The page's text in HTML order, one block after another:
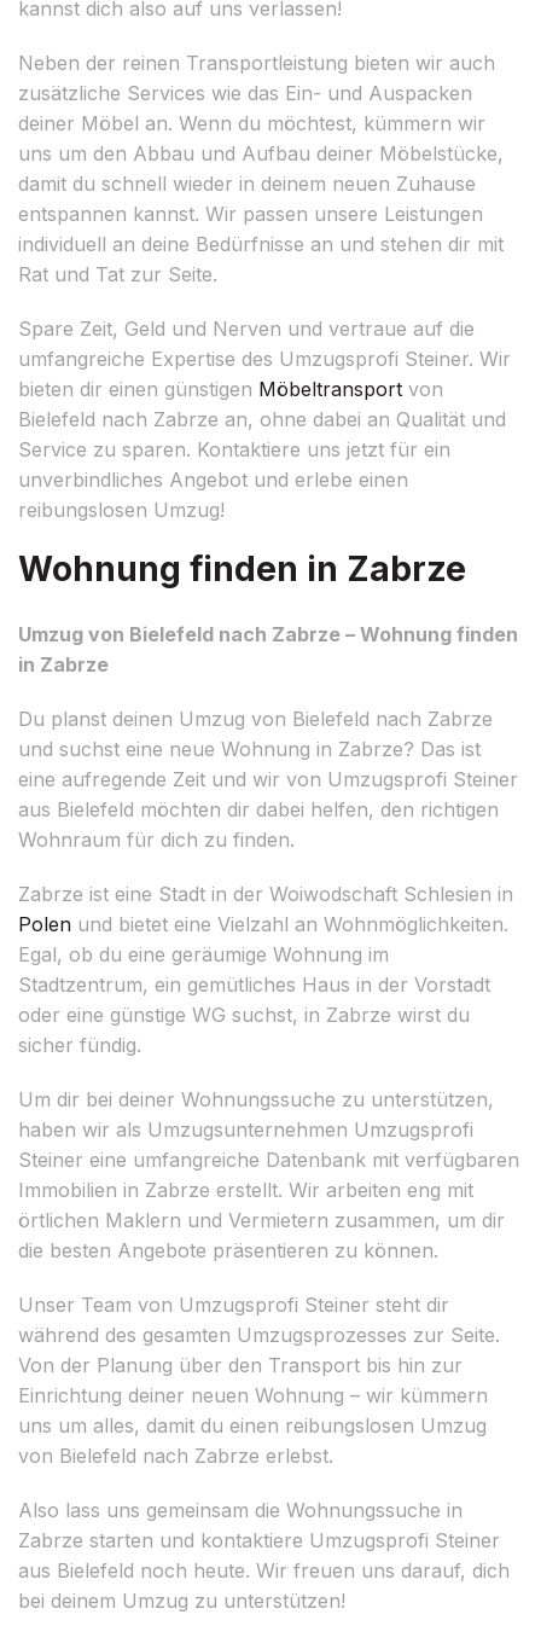
kannst dich also auf uns verlassen!
Neben der reinen Transportleistung bieten wir auch
zusätzliche Services wie das Ein- und Auspacken
deiner Möbel an. Wenn du möchtest, kümmern wir
uns um den Abbau und Aufbau deiner Möbelstücke,
damit du schnell wieder in deinem neuen Zuhause
entspannen kannst. Wir passen unsere Leistungen
individuell an deine Bedürfnisse an und stehen dir mit
Rat und Tat zur Seite.
Spare Zeit, Geld und Nerven und vertraue auf die
umfangreiche Expertise des Umzugsprofi Steiner. Wir
bieten dir einen günstigen Möbeltransport von
Bielefeld nach Zabrze an, ohne dabei an Qualität und
Service zu sparen. Kontaktiere uns jetzt für ein
unverbindliches Angebot und erlebe einen
reibungslosen Umzug!
Wohnung finden in Zabrze
Umzug von Bielefeld nach Zabrze – Wohnung finden
in Zabrze
Du planst deinen Umzug von Bielefeld nach Zabrze
und suchst eine neue Wohnung in Zabrze? Das ist
eine aufregende Zeit und wir von Umzugsprofi Steiner
aus Bielefeld möchten dir dabei helfen, den richtigen
Wohnraum für dich zu finden.
Zabrze ist eine Stadt in der Woiwodschaft Schlesien in
Polen und bietet eine Vielzahl an Wohnmöglichkeiten.
Egal, ob du eine geräumige Wohnung im
Stadtzentrum, ein gemütliches Haus in der Vorstadt
oder eine günstige WG suchst, in Zabrze wirst du
sicher fündig.
Um dir bei deiner Wohnungssuche zu unterstützen,
haben wir als Umzugsunternehmen Umzugsprofi
Steiner eine umfangreiche Datenbank mit verfügbaren
Immobilien in Zabrze erstellt. Wir arbeiten eng mit
örtlichen Maklern und Vermietern zusammen, um dir
die besten Angebote präsentieren zu können.
Unser Team von Umzugsprofi Steiner steht dir
während des gesamten Umzugsprozesses zur Seite.
Von der Planung über den Transport bis hin zur
Einrichtung deiner neuen Wohnung – wir kümmern
uns um alles, damit du einen reibungslosen Umzug
von Bielefeld nach Zabrze erlebst.
Also lass uns gemeinsam die Wohnungssuche in
Zabrze starten und kontaktiere Umzugsprofi Steiner
aus Bielefeld noch heute. Wir freuen uns darauf, dich
bei deinem Umzug zu unterstützen!